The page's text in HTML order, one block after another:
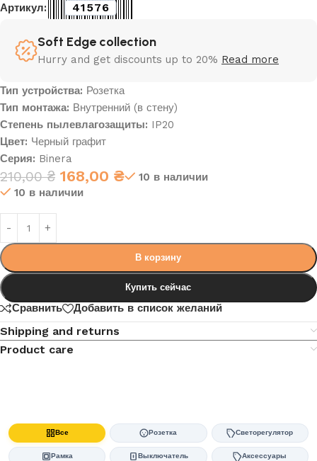
Артикул: 41576
Soft Edge collection
Hurry and get discounts up to 20% Read more
Тип устройства: Розетка
Тип монтажа: Внутренний (в стену)
Степень пылевлагозащиты: IP20
Цвет: Черный графит
Серия: Binera
210,00₴ 168,00 ₴
10 в наличии
10 в наличии
В корзину
Купить сейчас
Сравнить Добавить в список желаний
Shipping and returns
Product care
Все Розетка Светорегулятор
Рамка Выключатель Аксессуары